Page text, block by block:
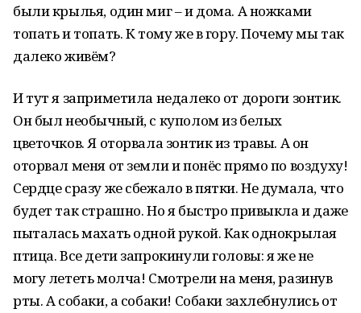
были крылья, один миг – и дома. А ножками
топать и топать. К тому же в гору. Почему мы так
далеко живём?
И тут я заприметила недалеко от дороги зонтик.
Он был необычный, с куполом из белых
цветочков. Я оторвала зонтик из травы. А он
оторвал меня от земли и понёс прямо по воздуху!
Сердце сразу же сбежало в пятки. Не думала, что
будет так страшно. Но я быстро привыкла и даже
пыталась махать одной рукой. Как однокрылая
птица. Все дети запрокинули головы: я же не
могу лететь молча! Смотрели на меня, разинув
рты. А собаки, а собаки! Собаки захлебнулись от